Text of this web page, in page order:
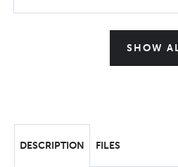
SHOW
DESCRIPTION FILES